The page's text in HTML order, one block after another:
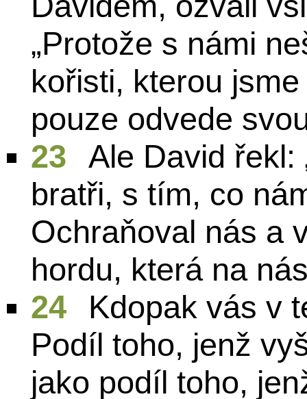
„Protože s námi
kořisti, kterou
pouze odvede
23
Ale David řekl:
bratři, s tím, co
Ochraňoval nás a
hordu, která na
24
Kdopak vás v
Podíl toho, jenž
jako podíl toho,